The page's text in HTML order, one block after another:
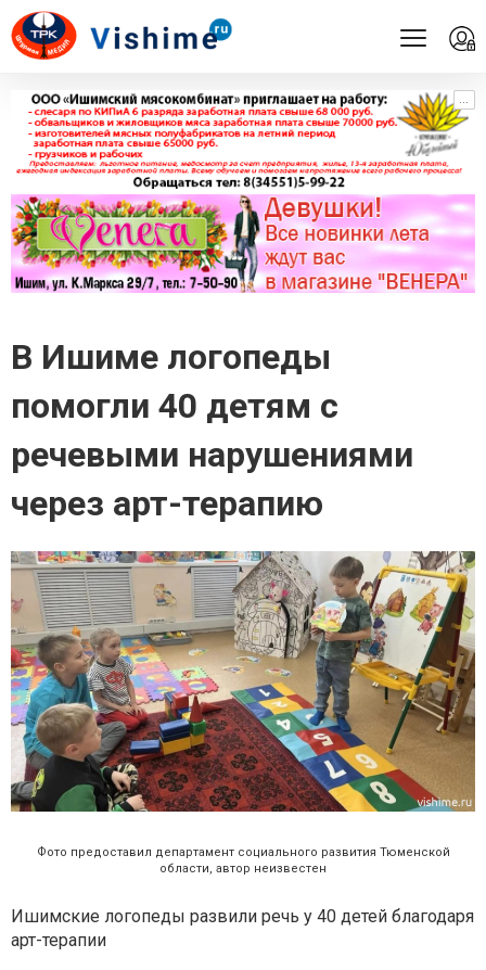
...
...
В Ишиме логопеды
помогли 40 детям с
речевыми нарушениями
через арт-терапию
Фото предоставил департамент социального развития Тюменской
области, автор неизвестен
Ишимские логопеды развили речь у 40 детей благодаря
арт-терапии